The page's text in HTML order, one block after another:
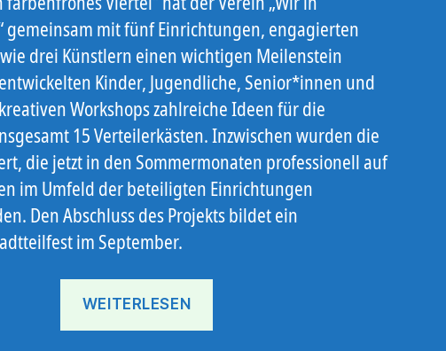
gemeinsam mit fünf Einrichtungen, engagierten
drei Künstlern einen wichtigen Meilenstein
Kinder, Jugendliche, Senior*innen und
Workshops zahlreiche Ideen für die
15 Verteilerkästen. Inzwischen wurden die
die jetzt in den Sommermonaten professionell auf
im Umfeld der beteiligten Einrichtungen
Den Abschluss des Projekts bildet ein
im September.
WEITERLESEN